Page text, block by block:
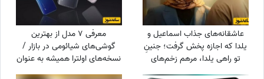
عاشقانه‌های جذاب اسماعیل و
یلدا که اجازه پخش گرفت؛ جنینِ
تو راهی یلدا، مرهم زخم‌های
سینا مهراد شد!
معرفی 7 مدل از بهترین
گوشی‌های شیائومی در بازار /
نسخه‌های اولترا همیشه به عنوان
بهترین گوشی های شیائومی